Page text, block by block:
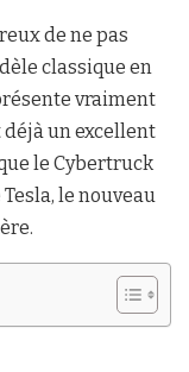
de ne pas
classique en
vraiment
un excellent
le Cybertruck
le nouveau